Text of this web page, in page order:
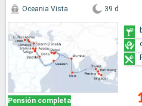
Pensión completa
Oceania Vista 39 d